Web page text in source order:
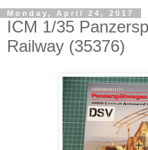
Monday, April 24, 2017
ICM 1/35
Railway (35376)